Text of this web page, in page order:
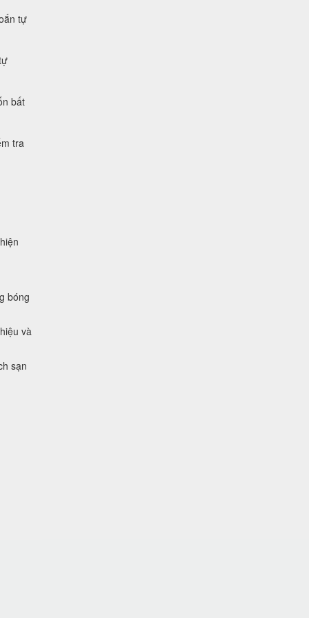
tự
bất
tra
bóng
và
sạn